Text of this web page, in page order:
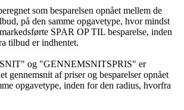
som besparelsen opnået mellem de
på den samme opgavetype, hvor mindst
SPAR OP TIL besparelse, inden
tilbud er indhentet.
og "GENNEMSNITSPRIS" er
gennemsnit af priser og besparelser opnået
opgavetype, inden for den radius, hvorfra